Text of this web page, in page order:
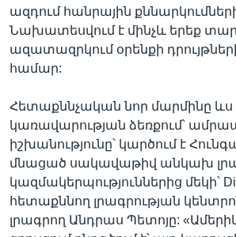
ազդում հանրային
Նախատեսվում է մինչև երեք
ազատազրկում օրենքի
համար:
Հետաքննչական նոր մարմինը ևս
կառավարության ձեռքում՝
իշխանությունը՝ կարծում է
մնացած սակավաթիվ անկախ
կազմակերպություններից մեկի՝
հետաքննող լրագրության
լրագրող Անդրաս Պետոյը: